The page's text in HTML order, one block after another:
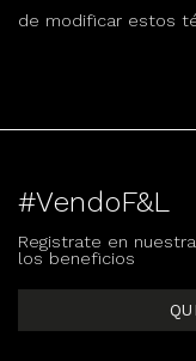
de modificar estos
#VendoF&L
Registrate en
los beneficios